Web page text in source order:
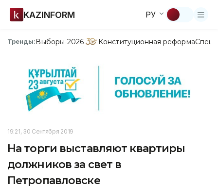
KAZINFORM РУ
Тренды:Выборы-2026 Конституционная реформа
19:21, 30 Сентября 2019
На торги выставляют квартиры
должников за свет в
Петропавловске